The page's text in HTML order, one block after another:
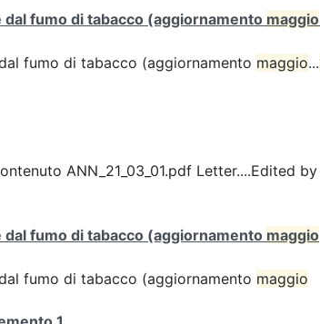
fumo di tabacco (aggiornamento maggio
fumo di tabacco (aggiornamento maggio...
ANN_21_03_01.pdf Letter....Edited
fumo di tabacco (aggiornamento maggio
fumo di tabacco (aggiornamento maggio